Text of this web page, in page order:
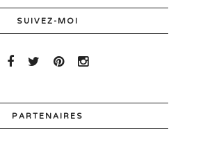
SUIVEZ-MOI
PARTENAIRES